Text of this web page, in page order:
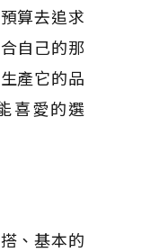
算去追求
自己的那
產它的品
喜愛的選
、基本的